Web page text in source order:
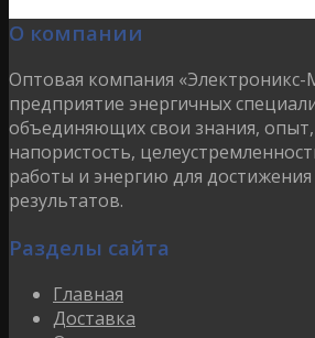
О компании
Оптовая компания
предприятие энергичных
объединяющих свои знания,
напористость,
работы и энергию для
результатов.
Разделы сайта
Главная
Доставка